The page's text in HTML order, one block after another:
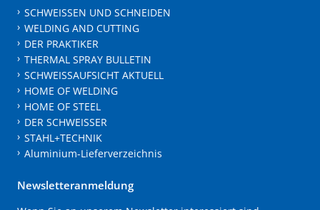
SCHWEISSEN UND SCHNEIDEN
WELDING AND CUTTING
DER PRAKTIKER
THERMAL SPRAY BULLETIN
SCHWEISSAUFSICHT AKTUELL
HOME OF WELDING
HOME OF STEEL
DER SCHWEISSER
STAHL+TECHNIK
Aluminium-Lieferverzeichnis
Newsletteranmeldung